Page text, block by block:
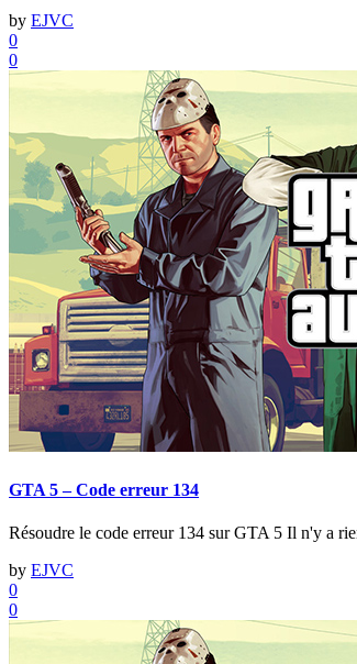
by EJVC
0
0
GTA 5 – Code erreur 134
Résoudre le code erreur 134 sur GTA 5 Il n'y a
by EJVC
0
0